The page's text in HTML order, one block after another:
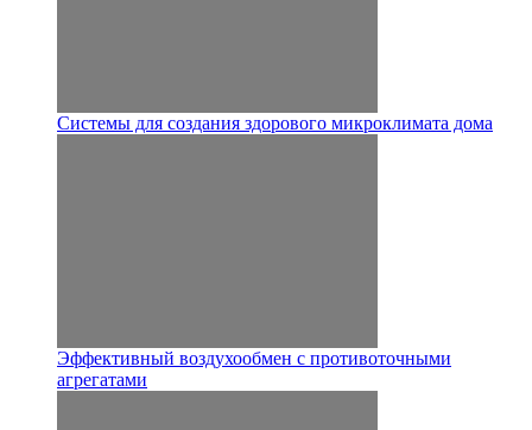
Системы для создания здорового микроклимата дома
Эффективный воздухообмен с противоточными
агрегатами